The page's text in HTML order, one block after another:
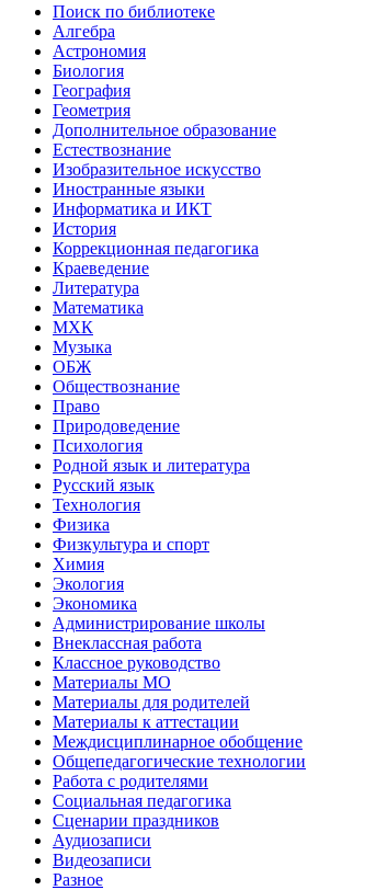
Поиск по библиотеке
Алгебра
Астрономия
Биология
География
Геометрия
Дополнительное образование
Естествознание
Изобразительное искусство
Иностранные языки
Информатика и ИКТ
История
Коррекционная педагогика
Краеведение
Литература
Математика
МХК
Музыка
ОБЖ
Обществознание
Право
Природоведение
Психология
Родной язык и литература
Русский язык
Технология
Физика
Физкультура и спорт
Химия
Экология
Экономика
Администрирование школы
Внеклассная работа
Классное руководство
Материалы МО
Материалы для родителей
Материалы к аттестации
Междисциплинарное обобщение
Общепедагогические технологии
Работа с родителями
Социальная педагогика
Сценарии праздников
Аудиозаписи
Видеозаписи
Разное